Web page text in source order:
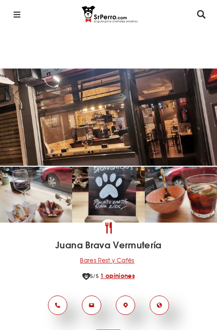
Juana Brava Vermutería
Bares Rest y Cafés
5/5 1 opiniones